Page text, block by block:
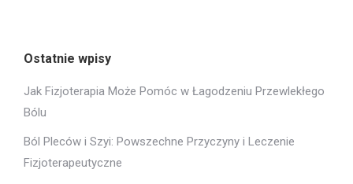
Ostatnie wpisy
Jak Fizjoterapia Może Pomóc w Łagodzeniu Przewlekłego
Bólu
Ból Pleców i Szyi: Powszechne Przyczyny i Leczenie
Fizjoterapeutyczne